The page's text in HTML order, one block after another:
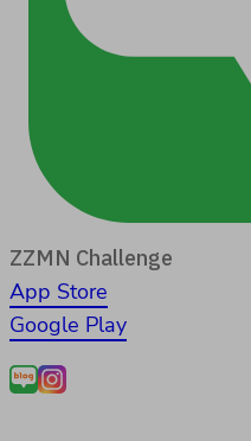
ZZMN Challenge
App Store
Google Play